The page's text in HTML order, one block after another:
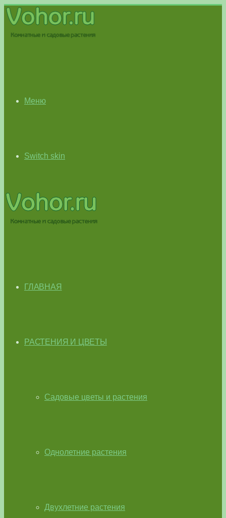
Меню
Switch skin
ГЛАВНАЯ
РАСТЕНИЯ И ЦВЕТЫ
Садовые цветы и растения
Однолетние растения
Двухлетние растения